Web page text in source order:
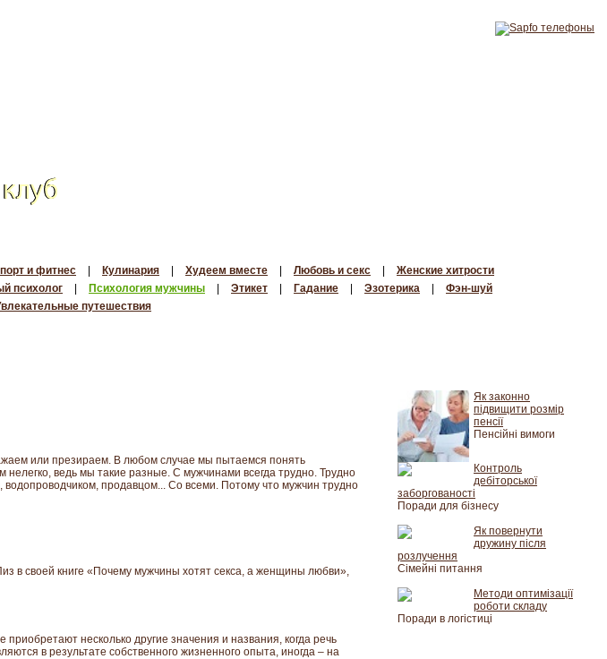
и фитнес Кулинария Худеем вместе Любовь и секс
Женские хитрости
психолог Психология мужчины Этикет Гадание Эзотерика
Фэн-шуй
путешествия
или презираем. В любом случае мы пытаемся понять
ведь мы такие разные. C мужчинами всегда трудно. Трудно
продавцом... Со всеми. Потому что мужчин трудно
в своей книге «Почему мужчины хотят секса, а женщины любви»,
несколько другие значения и названия, когда речь
в результате собственного жизненного опыта, иногда – на
Як законно
підвищити розмір
пенсії
Пенсійні вимоги
Контроль
дебіторської
заборгованості
Поради для бізнесу
Як повернути
дружину після
розлучення
Сімейні питання
Методи оптимізації
роботи складу
Поради в логістиці